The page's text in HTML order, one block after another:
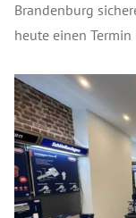
Brandenburg
heute einen